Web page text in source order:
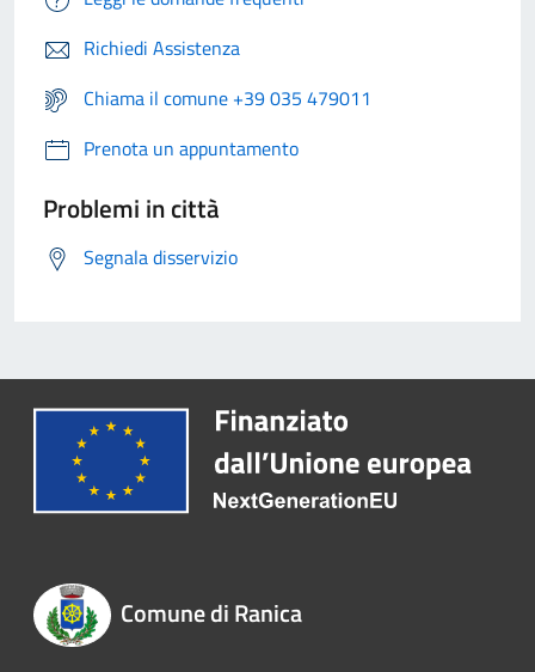
Richiedi Assistenza
Chiama il comune +39 035 479011
Prenota un appuntamento
Problemi in città
Segnala disservizio
Comune di Ranica